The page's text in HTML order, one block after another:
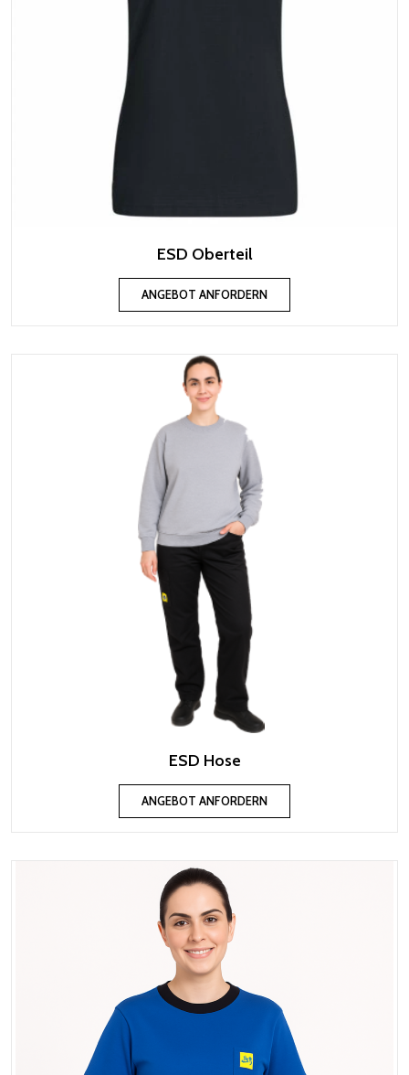
ESD Oberteil
ANGEBOT ANFORDERN
ESD Hose
ANGEBOT ANFORDERN